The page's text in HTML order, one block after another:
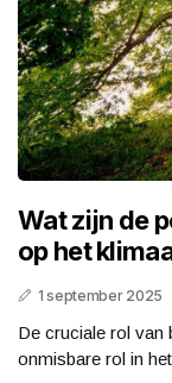
Wat zijn de
op het
1 september 2025
De cruciale rol van
onmisbare rol in